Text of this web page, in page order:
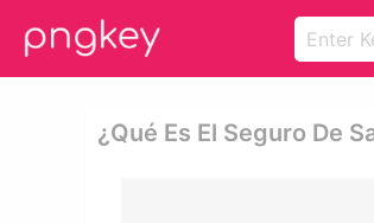
¿qué Es El Seguro De